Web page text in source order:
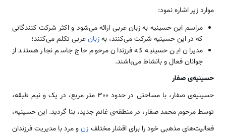
موارد زیر اشاره نمود:
مراسم این حسینیه به زبان عربی ارائه می‌شود و اکثر شرکت کنندگانی
که در این حسینیه شرکت می‌کنند، بهزبانعربی تکلم می‌کنند؛
مدیران این حسینیه که فرزندان مرحوم حاج جاسم نجار هستند از
جوانان فعال و بانشاط می‌باشند.
حسینیه‌ی صفار
حسینیه‌ی صفار، با مساحتی در حدود 300 متر مربع، در یک و نیم طبقه،
توسط مرحوم محمد صفار، در منطقه‌ی غانم جدید، بنا گردید. این حسینیه،
فعالیت‌های مذهبی خود را برای اقشار مختلف زنو مرد با مدیریت فرزندان